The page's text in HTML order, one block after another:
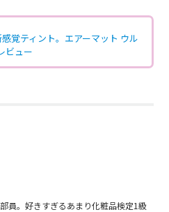
感覚ティント。エアーマット ウル
ビュー
員。好きすぎるあまり化粧品検定1級